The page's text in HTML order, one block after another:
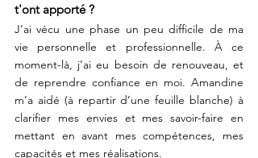
t'ont apporté ?
J’ai vécu une phase un peu difficile de ma
vie personnelle et professionnelle. À ce
moment-là, j’ai eu besoin de renouveau, et
de reprendre confiance en moi. Amandine
m’a aidé (à repartir d’une feuille blanche) à
clarifier mes envies et mes savoir-faire en
mettant en avant mes compétences, mes
capacités et mes réalisations.